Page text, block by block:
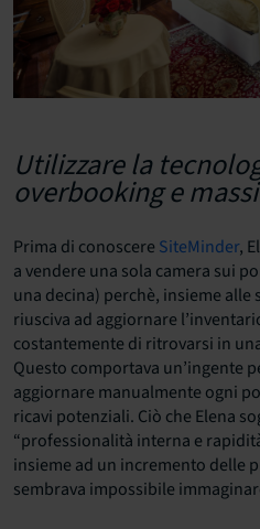
Utilizzare la
overbooking e
Prima di conoscere SiteMinder,
a vendere una sola camera sui
una decina) perchè, insieme
riusciva ad aggiornare
costantemente di ritrovarsi in
Questo comportava un’ingente
aggiornare manualmente ogni
ricavi potenziali. Ciò che Elena
“professionalità interna e
insieme ad un incremento delle
sembrava impossibile